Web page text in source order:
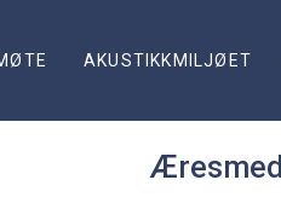
AKUSTIKKMILJØET